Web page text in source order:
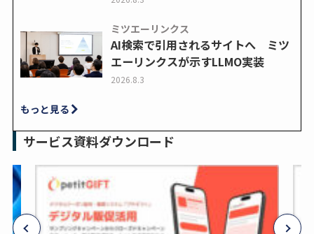
ミツエーリンクス
AI検索で引用されるサイトへ ミツ
エーリンクスが示すLLMO実装
2026.8.3
もっと見る
サービス資料ダウンロード